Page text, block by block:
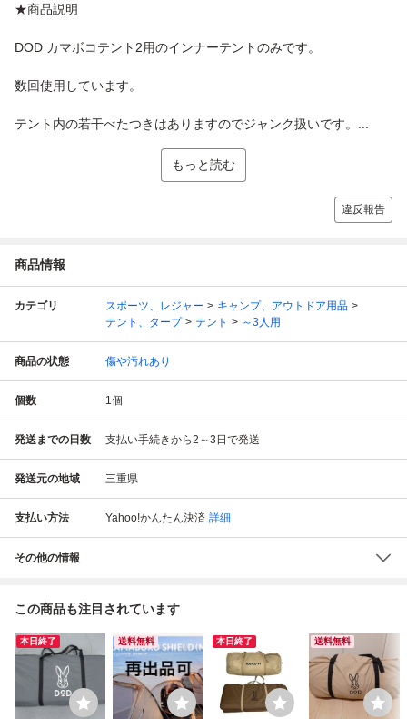
★商品説明
DOD カマボコテント2用のインナーテントのみです。
数回使用しています。
テント内の若干べたつきはありますのでジャンク扱いです。...
もっと読む
違反報告
商品情報
カテゴリ スポーツ、レジャー
キャンプ、アウトドア用品
テント、タープ
テント ～3人用
商品の状態 傷や汚れあり
個数 1個
発送までの日数 支払い手続きから2～3日で発送
発送元の地域 三重県
支払い方法 Yahoo!かんたん決済 詳細
その他の情報
この商品も注目されています
本日終了 送料無料 本日終了 送料無料